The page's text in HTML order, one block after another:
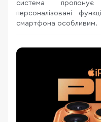
система пропонує
персоналізовані
смартфона особливим.